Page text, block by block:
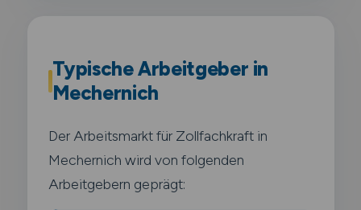
Typische Arbeitgeber in
Mechernich
Der Arbeitsmarkt für Zollfachkraft in
Mechernich wird von folgenden
Arbeitgebern geprägt: